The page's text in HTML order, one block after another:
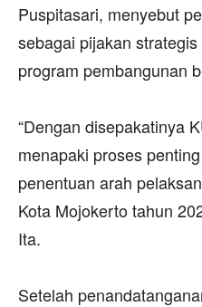
Puspitasari, menyebut
sebagai pijakan
program pembangunan
‎“Dengan disepakatinya
menapaki proses
penentuan arah
Kota Mojokerto tahun
Ita.
‎Setelah